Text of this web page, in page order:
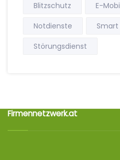
Blitzschutz E-
Notdienste
Störungsdienst
Firmennetzwerk.at